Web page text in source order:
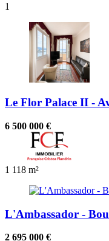
1
Le Flor Palace II -
6 500 000 €
1 118 m²
L'Ambassador -
2 695 000 €